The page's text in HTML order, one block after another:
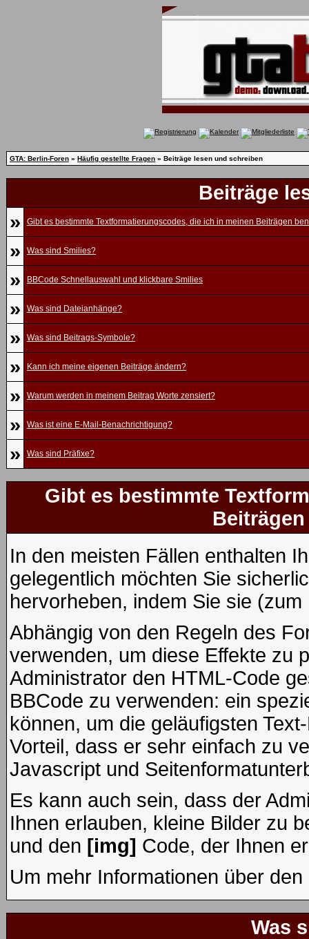
GTA: Berlin-Foren » Häufig gestellte Fragen » Beiträge lesen und schreiben
Beiträge
»
Gibt es bestimmte Textformatierungscodes, die ich in meinen Beiträgen
» Was sind Smilies?
» BBCode Schnellauswahl und klickbare Smilies
» Was sind Dateianhänge?
» Was sind Beitrags-Symbole?
» Kann ich meine eigenen Beiträge ändern?
» Warum werden in meinem Beitrag Worte zensiert?
» Was ist eine E-Mail-Benachrichtigung?
» Was sind Präfixe?
Gibt es bestimmte
In den meisten Fällen enthalten
gelegentlich möchten Sie
hervorheben, indem Sie sie
Abhängig von den Regeln des
verwenden, um diese Effekte zu
Administrator den HTML-Code
BBCode zu verwenden: ein
können, um die geläufigsten
Vorteil, dass er sehr einfach zu
Javascript und
Es kann auch sein, dass der
Ihnen erlauben, kleine Bilder zu
und den [img] Code, der Ihnen
Um mehr Informationen über
Was